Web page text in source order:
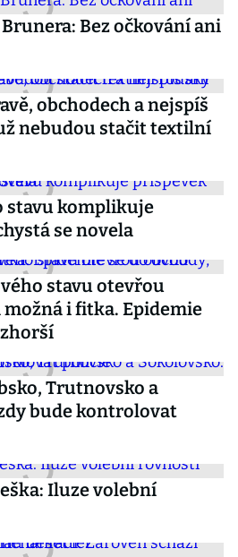
Bez očkování ani
obchodech a nejspíš
nebudou stačit textilní
stavu komplikuje
se novela
stavu otevřou
možná i fitka. Epidemie
Trutnovsko a
bude kontrolovat
Iluze volební